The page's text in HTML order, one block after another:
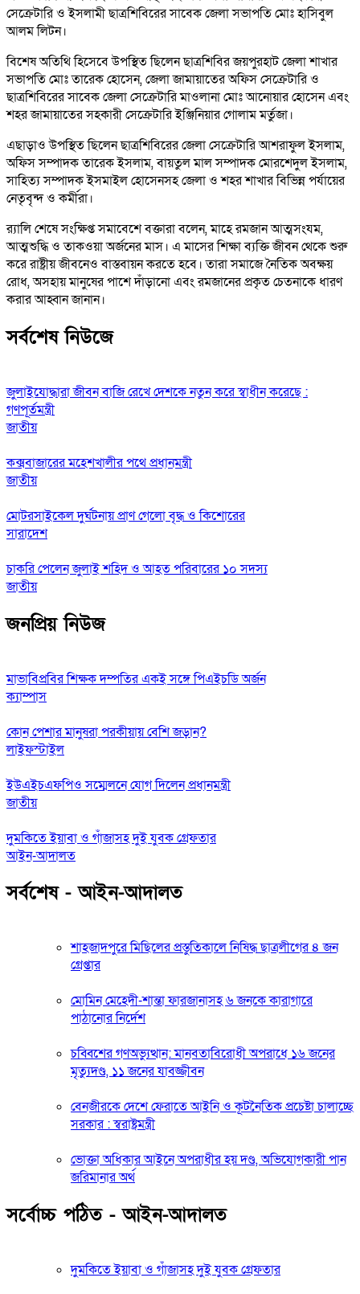
সেক্রেটারি ও ইসলামী ছাত্রশিবিরের সাবেক জেলা সভাপতি মোঃ হাসিবুল
আলম লিটন।
বিশেষ অতিথি হিসেবে উপস্থিত ছিলেন ছাত্রশিবির জয়পুরহাট জেলা শাখার
সভাপতি মোঃ তারেক হোসেন, জেলা জামায়াতের অফিস সেক্রেটারি ও
ছাত্রশিবিরের সাবেক জেলা সেক্রেটারি মাওলানা মোঃ আনোয়ার হোসেন এবং
শহর জামায়াতের সহকারী সেক্রেটারি ইঞ্জিনিয়ার গোলাম মর্তুজা।
এছাড়াও উপস্থিত ছিলেন ছাত্রশিবিরের জেলা সেক্রেটারি আশরাফুল ইসলাম,
অফিস সম্পাদক তারেক ইসলাম, বায়তুল মাল সম্পাদক মোরশেদুল ইসলাম,
সাহিত্য সম্পাদক ইসমাইল হোসেনসহ জেলা ও শহর শাখার বিভিন্ন পর্যায়ের
নেতৃবৃন্দ ও কর্মীরা।
র‍্যালি শেষে সংক্ষিপ্ত সমাবেশে বক্তারা বলেন, মাহে রমজান আত্মসংযম,
আত্মশুদ্ধি ও তাকওয়া অর্জনের মাস। এ মাসের শিক্ষা ব্যক্তি জীবন থেকে শুরু
করে রাষ্ট্রীয় জীবনেও বাস্তবায়ন করতে হবে। তারা সমাজে নৈতিক অবক্ষয়
রোধ, অসহায় মানুষের পাশে দাঁড়ানো এবং রমজানের প্রকৃত চেতনাকে ধারণ
করার আহ্বান জানান।
সর্বশেষ নিউজে
জুলাইযোদ্ধারা জীবন বাজি রেখে দেশকে নতুন করে স্বাধীন করেছে :
গণপূর্তমন্ত্রী
জাতীয়
কক্সবাজারের মহেশখালীর পথে প্রধানমন্ত্রী
জাতীয়
মোটরসাইকেল দুর্ঘটনায় প্রাণ গেলো বৃদ্ধ ও কিশোরের
সারাদেশ
চাকরি পেলেন জুলাই শহিদ ও আহত পরিবারের ১০ সদস্য
জাতীয়
জনপ্রিয় নিউজ
মাভাবিপ্রবির শিক্ষক দম্পতির একই সঙ্গে পিএইচডি অর্জন
ক্যাম্পাস
কোন পেশার মানুষরা পরকীয়ায় বেশি জড়ান?
লাইফস্টাইল
ইউএইচএফপিও সম্মেলনে যোগ দিলেন প্রধানমন্ত্রী
জাতীয়
দুমকিতে ইয়াবা ও গাঁজাসহ দুই যুবক গ্রেফতার
আইন-আদালত
সর্বশেষ - আইন-আদালত
শাহজাদপুরে মিছিলের প্রস্তুতিকালে নিষিদ্ধ ছাত্রলীগের ৪ জন
গ্রেপ্তার
মোমিন মেহেদী-শান্তা ফারজানাসহ ৬ জনকে কারাগারে
পাঠানোর নির্দেশ
চব্বিশের গণঅভ্যুত্থান: মানবতাবিরোধী অপরাধে ১৬ জনের
মৃত্যুদণ্ড, ১১ জনের যাবজ্জীবন
বেনজীরকে দেশে ফেরাতে আইনি ও কূটনৈতিক প্রচেষ্টা চালাচ্ছে
সরকার : স্বরাষ্ট্রমন্ত্রী
ভোক্তা অধিকার আইনে অপরাধীর হয় দণ্ড, অভিযোগকারী পান
জরিমানার অর্থ
সর্বোচ্চ পঠিত - আইন-আদালত
দুমকিতে ইয়াবা ও গাঁজাসহ দুই যুবক গ্রেফতার